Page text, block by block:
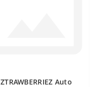
ZTRAWBERRIEZ Auto